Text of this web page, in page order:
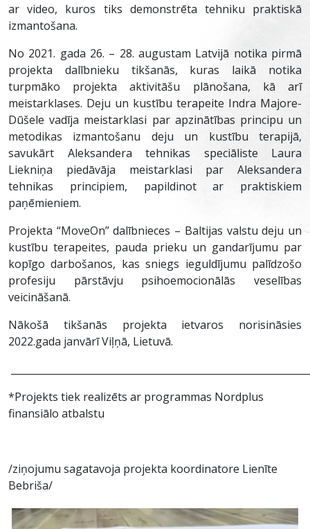
ar video, kuros tiks demonstrēta tehniku praktiskā
izmantošana.
No 2021. gada 26. – 28. augustam Latvijā notika pirmā
projekta dalībnieku tikšanās, kuras laikā notika
turpmāko projekta aktivitāšu plānošana, kā arī
meistarklases. Deju un kustību terapeite Indra Majore-
Dūšele vadīja meistarklasi par apzinātības principu un
metodikas izmantošanu deju un kustību terapijā,
savukārt Aleksandera tehnikas speciāliste Laura
Liekniņa piedāvāja meistarklasi par Aleksandera
tehnikas principiem, papildinot ar praktiskiem
paņēmieniem.
Projekta “MoveOn” dalībnieces – Baltijas valstu deju un
kustību terapeites, pauda prieku un gandarījumu par
kopīgo darbošanos, kas sniegs ieguldījumu palīdzošo
profesiju pārstāvju psihoemocionālās veselības
veicināšanā.
Nākošā tikšanās projekta ietvaros norisināsies
2022.gada janvārī Viļņā, Lietuvā.
*Projekts tiek realizēts ar programmas Nordplus
finansiālo atbalstu
/ziņojumu sagatavoja projekta koordinatore Lienīte
Bebriša/